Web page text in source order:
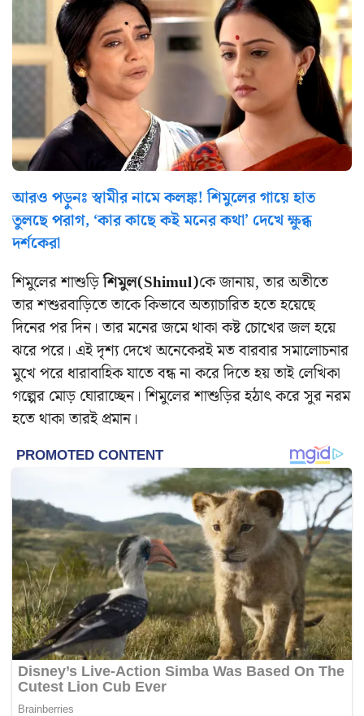
আরও পড়ুনঃ স্বামীর নামে কলঙ্ক! শিমুলের গায়ে হাত
তুলছে পরাগ, ‘কার কাছে কই মনের কথা’ দেখে ক্ষুব্ধ
দর্শকেরা
শিমুলের শাশুড়িশিমুল(Shimul)কে জানায়, তার অতীতে
তার শশুরবাড়িতে তাকে কিভাবে অত্যাচারিত হতে হয়েছে
দিনের পর দিন। তার মনের জমে থাকা কষ্ট চোখের জল হয়ে
ঝরে পরে। এই দৃশ্য দেখে অনেকেরই মত বারবার সমালোচনার
মুখে পরে ধারাবাহিক যাতে বন্ধ না করে দিতে হয় তাই লেখিকা
গল্পের মোড় ঘোরাচ্ছেন। শিমুলের শাশুড়ির হঠাৎ করে সুর নরম
হতে থাকা তারই প্রমান।